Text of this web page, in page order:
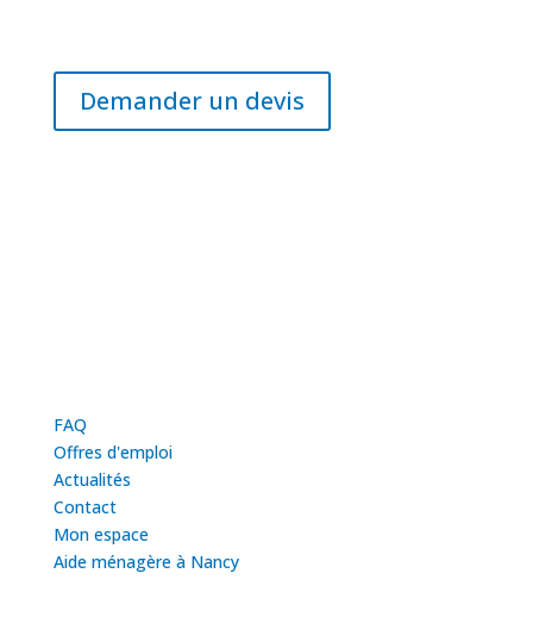
Demander un devis
FAQ
Offres d'emploi
Actualités
Contact
Mon espace
Aide ménagère à Nancy